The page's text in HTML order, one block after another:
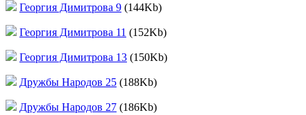
Георгия Димитрова 9 (144Kb)
Георгия Димитрова 11 (152Kb)
Георгия Димитрова 13 (150Kb)
Дружбы Народов 25 (188Kb)
Дружбы Народов 27 (186Kb)